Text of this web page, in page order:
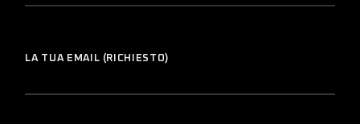
LA TUA EMAIL (RICHIESTO)